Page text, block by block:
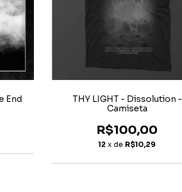
End
THY LIGHT - Dissolution -
Camiseta
R$100,00
12 x de R$10,29